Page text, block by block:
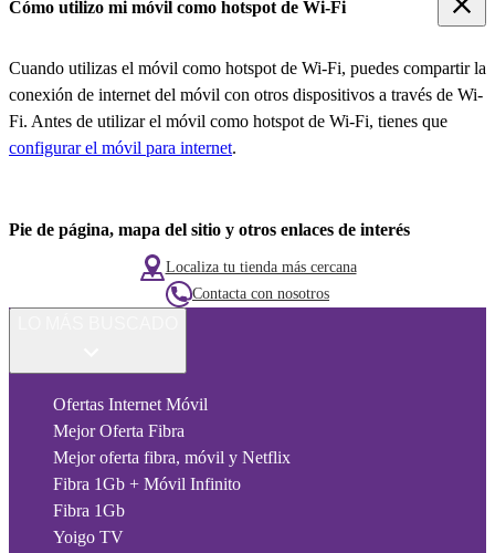
Cómo utilizo mi móvil como hotspot de Wi-Fi
Cuando utilizas el móvil como hotspot de Wi-Fi, puedes compartir la
conexión de internet del móvil con otros dispositivos a través de Wi-
Fi. Antes de utilizar el móvil como hotspot de Wi-Fi, tienes que
configurar el móvil para internet.
Pie de página, mapa del sitio y otros enlaces de interés
Localiza tu tienda más cercana
Contacta con nosotros
Ofertas Internet Móvil
Mejor Oferta Fibra
Mejor oferta fibra, móvil y Netflix
Fibra 1Gb + Móvil Infinito
Fibra 1Gb
Yoigo TV